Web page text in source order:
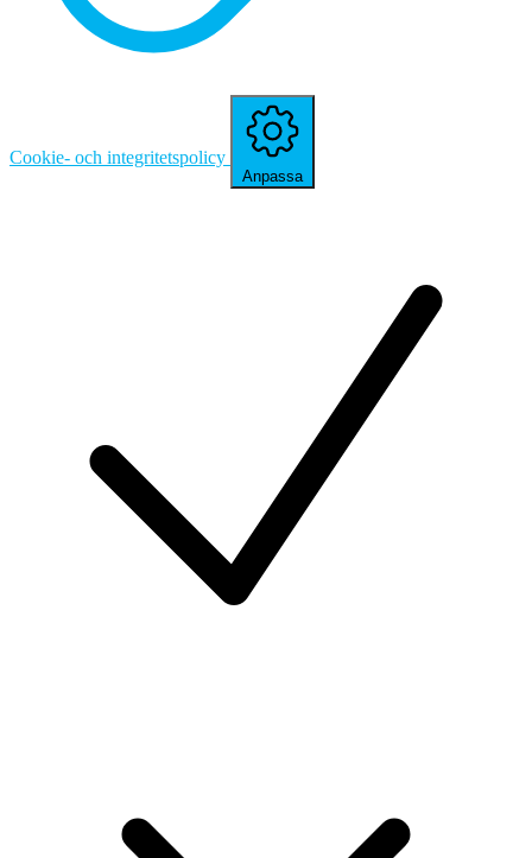
Cookie- och integritetspolicy
Anpassa